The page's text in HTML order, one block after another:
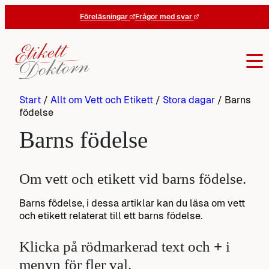
Föreläsningar Frågor med svar
Start / Allt om Vett och Etikett / Stora dagar / Barns
födelse
Barns födelse
Om vett och etikett vid barns födelse.
Barns födelse, i dessa artiklar kan du läsa om vett
och etikett relaterat till ett barns födelse.
Klicka på rödmarkerad text och + i
menyn för fler val.